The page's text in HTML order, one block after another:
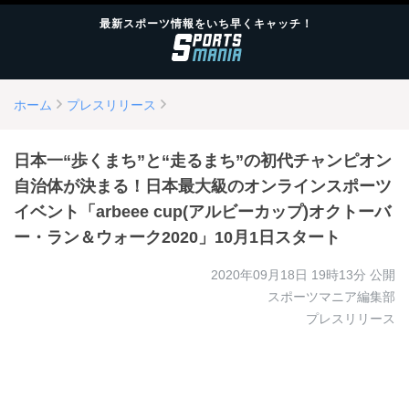
最新スポーツ情報をいち早くキャッチ！
ホーム プレスリリース
日本一“歩くまち”と“走るまち”の初代チャンピオン
自治体が決まる！日本最大級のオンラインスポーツ
イベント「arbeee cup(アルビーカップ)オクトーバ
ー・ラン＆ウォーク2020」10月1日スタート
2020年09月18日 19時13分 公開
スポーツマニア編集部
プレスリリース